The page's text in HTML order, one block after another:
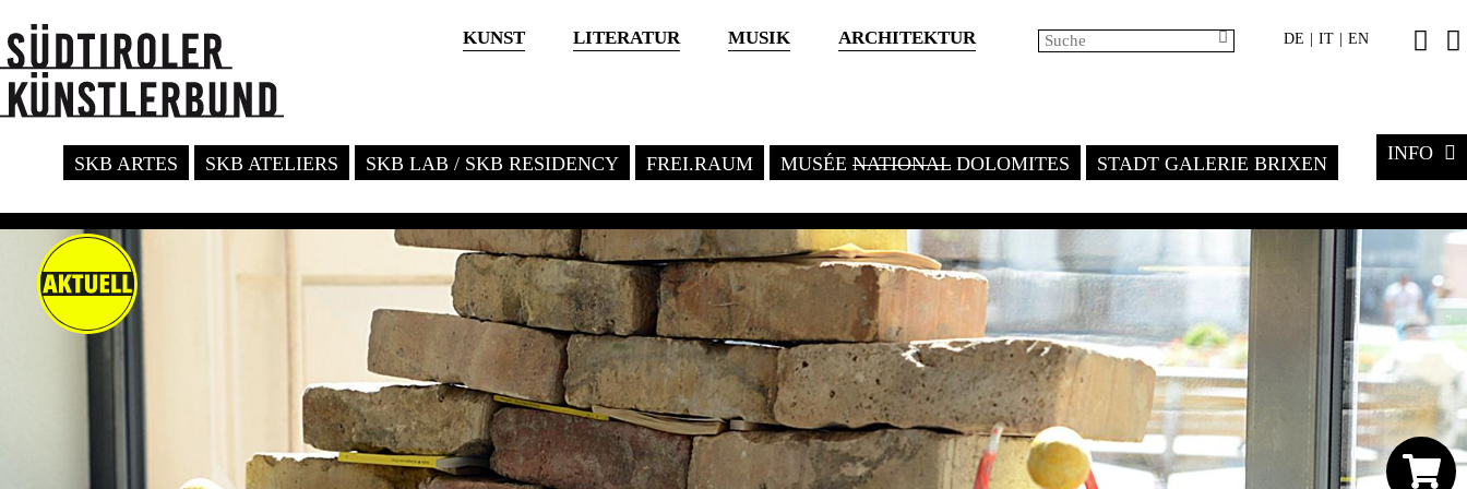
KUNST LITERATUR MUSIK ARCHITEKTUR DE IT EN
SKB ARTES SKB ATELIERS SKB LAB / SKB RESIDENCY FREI.RAUM MUSÉE NATIONAL DOLOMITES STADT GALERIE BRIXEN INFO